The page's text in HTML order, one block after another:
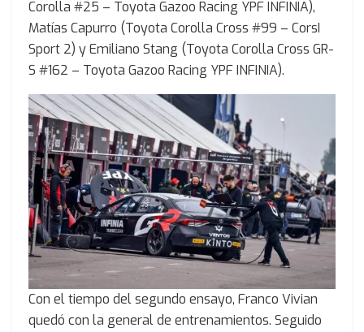
Corolla #25 – Toyota Gazoo Racing YPF INFINIA),
Matías Capurro (Toyota Corolla Cross #99 – CorsI
Sport 2) y Emiliano Stang (Toyota Corolla Cross GR-
S #162 – Toyota Gazoo Racing YPF INFINIA).
Con el tiempo del segundo ensayo, Franco Vivian
quedó con la general de entrenamientos. Seguido